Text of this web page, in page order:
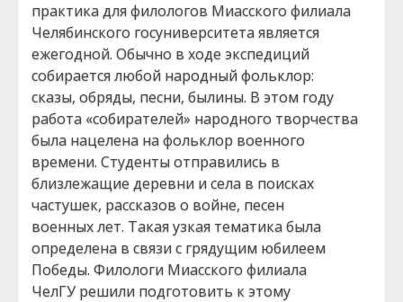
практика для филологов Миасского филиала
Челябинского госуниверситета является
ежегодной. Обычно в ходе экспедиций
собирается любой народный фольклор:
сказы, обряды, песни, былины. В этом году
работа «собирателей» народного творчества
была нацелена на фольклор военного
времени. Студенты отправились в
близлежащие деревни и села в поисках
частушек, рассказов о войне, песен
военных лет. Такая узкая тематика была
определена в связи с грядущим юбилеем
Победы. Филологи Миасского филиала
ЧелГУ решили подготовить к этому